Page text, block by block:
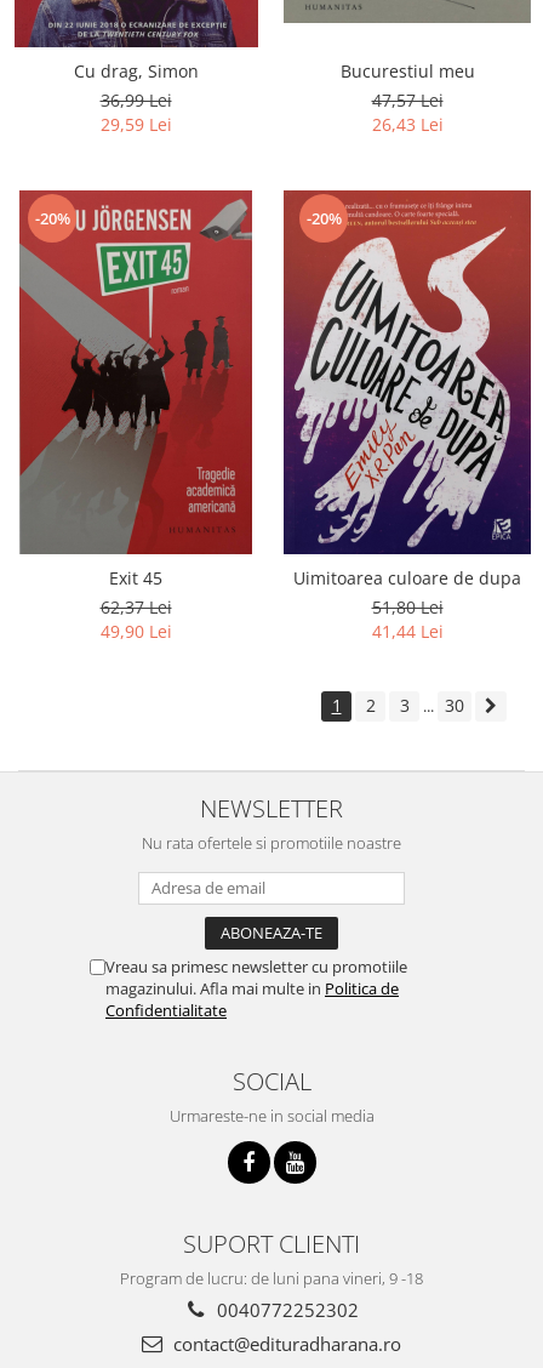
Cu drag, Simon
36,99 Lei
29,59 Lei
Bucurestiul meu
47,57 Lei
26,43 Lei
-20%
Exit 45
62,37 Lei
49,90 Lei
-20%
Uimitoarea culoare de dupa
51,80 Lei
41,44 Lei
1 2 3 ... 30
NEWSLETTER
Nu rata ofertele si promotiile noastre
Vreau sa primesc newsletter cu promotiile
magazinului. Afla mai multe in Politica de
Confidentialitate
SOCIAL
Urmareste-ne in social media
SUPORT CLIENTI
Program de lucru: de luni pana vineri, 9 -18
0040772252302
contact@edituradharana.ro